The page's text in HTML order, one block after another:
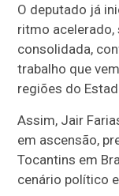
O deputado já
ritmo
consolidada,
trabalho que
regiões do
Assim, Jair
em ascensão,
Tocantins em
cenário político